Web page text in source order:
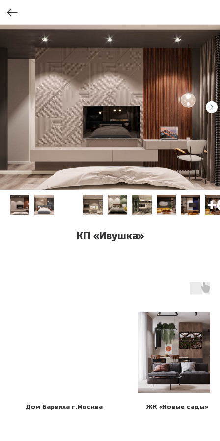
КП «Ивушка»
Дом Барвиха г.Москва ЖК «Новые сады» г.